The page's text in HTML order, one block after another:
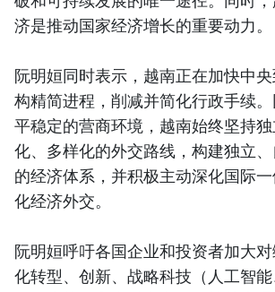
济是推动国家经济增长的重要动力。
阮明姮同时表示，越南正在加快中
构精简进程，削减并简化行政手续
平稳定的营商环境，越南始终坚持
化、多样化的外交路线，构建独立
的经济体系，并积极主动深化国际
化经济外交。
阮明姮呼吁各国企业和投资者加大
化转型、创新、战略科技（人工智能